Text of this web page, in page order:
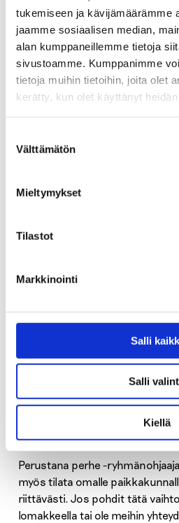
tukemiseen ja kävijämäärämme
jaamme sosiaalisen median,
alan kumppaneillemme tietoja
sivustoamme. Kumppanimme
tietoja muihin tietoihin, joita olet
kerätty, kun olet käyttänyt
valinta
Välttämätön
Mieltymykset
Tilastot
Markkinointi
Salli
Salli
Kiellä
Ruokailun järjestämistä,
iltapalan tarjoamiseksi perheille
Tulevat ohjaajakoulutukset
haluat osallistua)
Kemi,Meri-Lapin
9.-10.9. ke klo 9-16, to klo 9-16
Kajaani, pääkirjasto
21.-22.9. ma-ti klo 10-17
Tarkemmat tiedot myöhemmin
Koulutus omalla paikkakunnalla
Perustana perhe -
myös tilata omalle
riittävästi. Jos pohdit tätä
lomakkeella tai ole meihin